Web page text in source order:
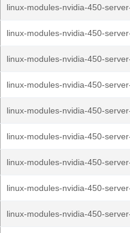
linux-modules-nvidia-450-
linux-modules-nvidia-450-
linux-modules-nvidia-450-
linux-modules-nvidia-450-
linux-modules-nvidia-450-
linux-modules-nvidia-450-
linux-modules-nvidia-450-
linux-modules-nvidia-450-
linux-modules-nvidia-450-